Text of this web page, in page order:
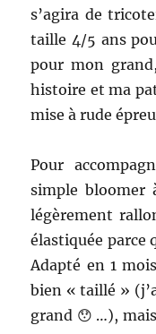
s’agira de
taille 4/5 ans
pour mon
histoire et ma
mise à rude
Pour
simple bloomer
légèrement
élastiquée parce
Adapté en 1
bien « taillé »
grand 😯 …),